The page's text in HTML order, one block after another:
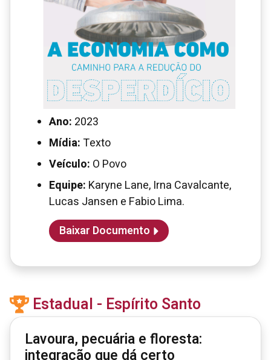
Ano: 2023
Mídia: Texto
Veículo: O Povo
Equipe: Karyne Lane, Irna Cavalcante,
Lucas Jansen e Fabio Lima.
Baixar Documento
Estadual - Espírito Santo
Lavoura, pecuária e floresta: